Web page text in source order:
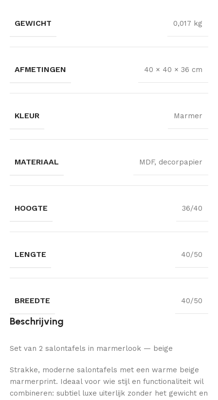
GEWICHT 0,017 kg
AFMETINGEN 40 × 40 × 36 cm
KLEUR Marmer
MATERIAAL MDF, decorpapier
HOOGTE 36/40
LENGTE 40/50
BREEDTE 40/50
Beschrijving
Set van 2 salontafels in marmerlook — beige
Strakke, moderne salontafels met een warme beige
marmerprint. Ideaal voor wie stijl en functionaliteit wil
combineren: subtiel luxe uiterlijk zonder het gewicht en